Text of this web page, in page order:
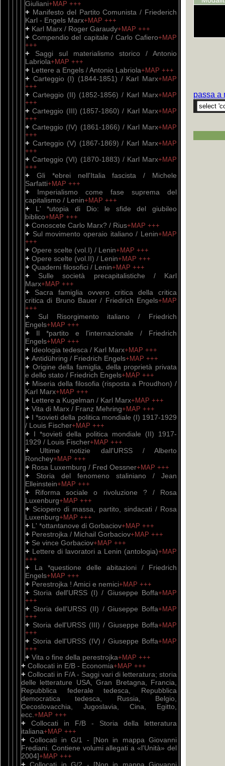
Giuliani+MAP +++
+ Manifesto del Partito Comunista / Friederich
Karl - Engels Marx+MAP +++
+ Karl Marx / Roger Garaudy+MAP +++
+Compendio del capitale / Carlo Cafiero+MAP
+++
+
Saggi sul materialismo storico / Antonio
Labriola+MAP +++
+ Lettere a Engels / Antonio Labriola+MAP +++
+ Carteggio (I) (1844-1851) / Karl Marx+MAP
+++
+ Carteggio (II) (1852-1856) / Karl Marx+MAP
+++
+Carteggio (III) (1857-1860) / Karl Marx+MAP
+++
+Carteggio (IV) (1861-1866) / Karl Marx+MAP
+++
+ Carteggio (V) (1867-1869) / Karl Marx+MAP
+++
+Carteggio (VI) (1870-1883) / Karl Marx+MAP
+++
+ Gli *ebrei nell'Italia fascista / Michele
Sarfatti+MAP +++
+ Imperialismo come fase suprema del
capitalismo / Lenin+MAP +++
+
L' *utopia di Dio: le sfide del giubileo
biblico+MAP +++
+ Conoscete Carlo Marx? / Rius+MAP +++
+ Sul movimento operaio italiano / Lenin+MAP
+++
+ Opere scelte (vol.I) / Lenin+MAP +++
+ Opere scelte (vol.II) / Lenin+MAP +++
+ Quaderni filosofici / Lenin+MAP +++
+ Sulle società precapitalistiche / Karl
Marx+MAP +++
+ Sacra famiglia ovvero critica della critica
critica di Bruno Bauer / Friedrich Engels+MAP
+++
+
Sul Risorgimento italiano / Friedrich
Engels+MAP +++
+ Il *partito e l'internazionale / Friedrich
Engels+MAP +++
+ Ideologia tedesca / Karl Marx+MAP +++
+ Antidühring / Friedrich Engels+MAP +++
+ Origine della famiglia, della proprietà privata
e dello stato / Friedrich Engels+MAP +++
+ Miseria della filosofia (risposta a Proudhon) /
Karl Marx+MAP +++
+ Lettere a Kugelman / Karl Marx+MAP +++
+ Vita di Marx / Franz Mehring+MAP +++
+ I *sovieti della politica mondiale (I) 1917-1929
/ Louis Fischer+MAP +++
+ I *sovieti della politica mondiale (II) 1917-
1929 / Louis Fischer+MAP +++
+ Ultime notizie dall'URSS / Alberto
Ronchey+MAP +++
+ Rosa Luxemburg / Fred Oessner+MAP +++
+ Storia del fenomeno staliniano / Jean
Elleinstein+MAP +++
+ Riforma sociale o rivoluzione ? / Rosa
Luxenburg+MAP +++
+ Sciopero di massa, partito, sindacati / Rosa
Luxenburg+MAP +++
+ L' *ottantanove di Gorbaciov+MAP +++
+ Perestrojka / Michail Gorbaciov+MAP +++
+ Se vince Gorbaciov+MAP +++
+ Lettere di lavoratori a Lenin (antologia)+MAP
+++
+ La *questione delle abitazioni / Friedrich
Engels+MAP +++
+ Perestrojka ! Amici e nemici+MAP +++
+ Storia dell'URSS (I) / Giuseppe Boffa+MAP
+++
+ Storia dell'URSS (II) / Giuseppe Boffa+MAP
+++
+ Storia dell'URSS (III) / Giuseppe Boffa+MAP
+++
+ Storia dell'URSS (IV) / Giuseppe Boffa+MAP
+++
+ Vita o fine della perestrojka+MAP +++
+ Collocati in E/B - Economia+MAP +++
+ Collocati in F/A - Saggi vari di letteratura; storia
delle letterature USA, Gran Bretagna, Francia,
Repubblica federale tedesca, Repubblica
democratica tedesca, Russia, Belgio,
Cecoslovacchia, Jugoslavia, Cina, Egitto,
ecc. +MAP +++
+ Collocati in F/B - Storia della letteratura
italiana+MAP +++
+Collocati in G/1 - [Non in mappa Giovanni
Frediani. Contiene volumi allegati a «l'Unità» del
2004]+MAP +++
+
passa a